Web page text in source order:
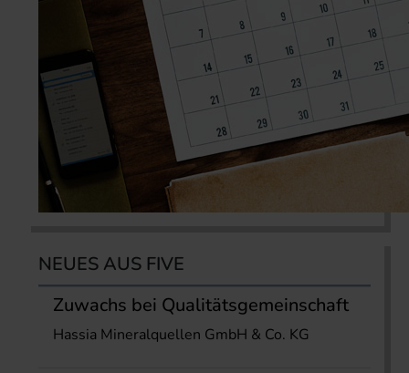
NEUES AUS FIVE
Zuwachs bei Qualitätsgemeinschaft
Hassia Mineralquellen GmbH & Co. KG